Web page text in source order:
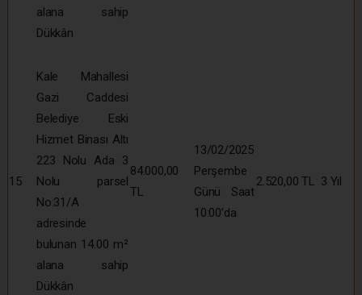
alana sahip
Dükkân
15
Kale Mahallesi
Gazi Caddesi
Belediye Eski
Hizmet Binası Altı
223 Nolu Ada 3
Nolu parsel
No:31/A
adresinde
bulunan 14.00 m²
alana sahip
Dükkân
84.000,00
TL
13/02/2025
Perşembe
Günü Saat
10:00’da
2.520,00 TL 3 Yıl